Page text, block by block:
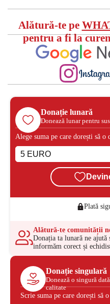
Alătură-te pe
pentru a fi la
Donație lunară
Donează lunar pentru
Alege suma pe care dorești să o
Plată
Alătură-te comunității
Donația ta lunară ne ajută
informăm corect și
Donație singulară
Donează o singură
calitate
Scrie suma pe care dorești să